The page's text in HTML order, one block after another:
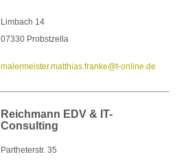
Limbach 14
07330 Probstzella
malermeister.matthias.franke@t-online.de
Reichmann EDV & IT-
Consulting
Partheterstr. 35